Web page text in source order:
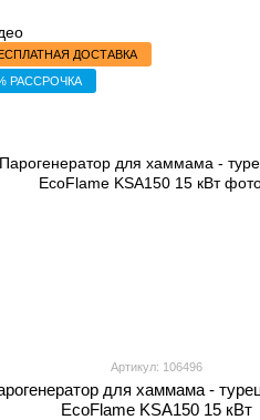
ДОСТАВКА
РАССРОЧКА
Артикул: 106496
для хаммама -
EcoFlame KSA150 15 кВт